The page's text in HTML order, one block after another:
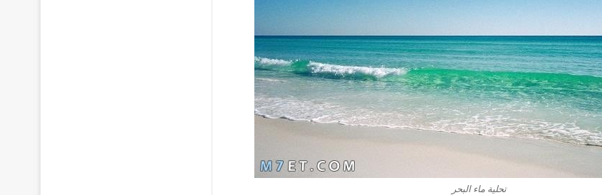
تحلية ماء البحر